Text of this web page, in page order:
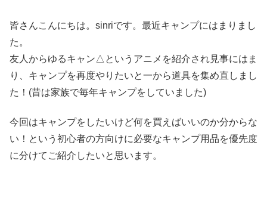
皆さんこんにちは。sinriです。最近キャンプにはまりまし
た。
友人からゆるキャン△というアニメを紹介され見事にはま
り、キャンプを再度やりたいと一から道具を集め直しまし
た！(昔は家族で毎年キャンプをしていました)
今回はキャンプをしたいけど何を買えばいいのか分からな
い！という初心者の方向けに必要なキャンプ用品を優先度
に分けてご紹介したいと思います。